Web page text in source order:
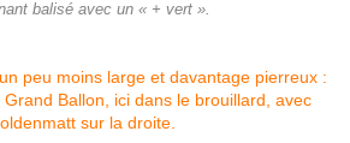
balisé avec un « + vert ».